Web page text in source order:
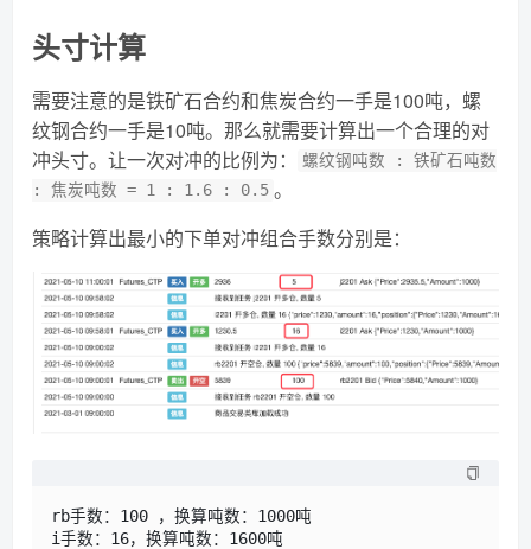
头寸计算
需要注意的是铁矿石合约和焦炭合约一手是100吨，螺
纹钢合约一手是10吨。那么就需要计算出一个合理的对
冲头寸。让一次对冲的比例为：
螺纹钢吨数 : 铁矿石吨数
: 焦炭吨数 = 1 : 1.6 : 0.5 。
策略计算出最小的下单对冲组合手数分别是：
rb手数：100 ，换算吨数：1000吨
i手数：16，换算吨数：1600吨